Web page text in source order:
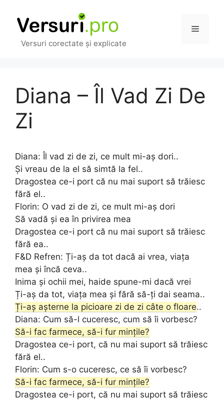
conținut
Versuri corectate și explicate
Meniu
Diana – Îl Vad Zi De
Zi
Diana: Îl vad zi de zi, ce mult mi-aș dori..
Și vreau de la el să simtă la fel..
Dragostea ce-i port că nu mai suport să trăiesc
fără el..
Florin: O vad zi de zi, ce mult mi-aș dori
Să vadă și ea în privirea mea
Dragostea ce-i port că nu mai suport să trăiesc
fără ea..
F&D Refren: Ți-aș da tot dacă ai vrea, viața
mea și încă ceva..
Inima și ochii mei, haide spune-mi dacă vrei
Ți-aș da tot, viața mea și fără să-ți dai seama..
Ți-aș așterne la picioare zi de zi câte o floare..
Diana: Cum să-l cuceresc, cum să îi vorbesc?
Să-i fac farmece, să-i fur mințile?
Dragostea ce-i port, că nu mai suport să trăiesc
fără el..
Florin: Cum s-o cuceresc, ce să îi vorbesc?
Să-i fac farmece, să-i fur mințile?
Dragostea ce-i port, că nu mai suport să trăiesc